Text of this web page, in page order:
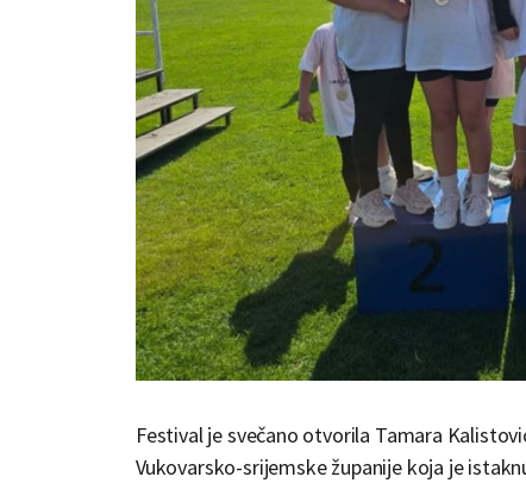
Festival je svečano otvorila Tamara
Vukovarsko-srijemske županije koja je